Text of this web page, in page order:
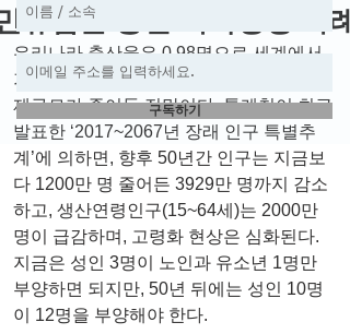
유입을 통한 지속성장 사례
우리나라 출산율은 0.98명으로 세계에서
가장 낮다. 이 때문에 인구는 감소하고 경
제규모가 줄어들 전망이다. 통계청이 최근
발표한 ‘2017~2067년 장래 인구 특별추
계’에 의하면, 향후 50년간 인구는 지금보
다 1200만 명 줄어든 3929만 명까지 감소
하고, 생산연령인구(15~64세)는 2000만
명이 급감하며, 고령화 현상은 심화된다.
지금은 성인 3명이 노인과 유소년 1명만
부양하면 되지만, 50년 뒤에는 성인 10명
이 12명을 부양해야 한다.
구독하기